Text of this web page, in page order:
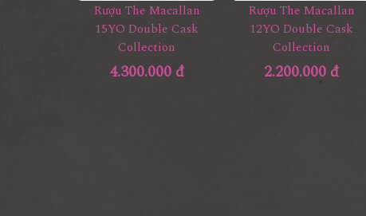
Rượu The Macallan
15YO Double Cask
Collection
4.300.000 đ
Rượu The Macallan
12YO Double Cask
Collection
2.200.000 đ